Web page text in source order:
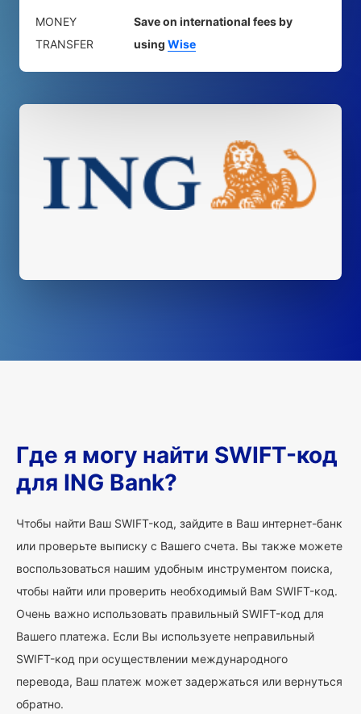
MONEY
TRANSFER
Save on international fees by
using Wise
Где я могу найти SWIFT-код
для ING Bank?
Чтобы найти Ваш SWIFT-код, зайдите в Ваш интернет-банк
или проверьте выписку с Вашего счета. Вы также можете
воспользоваться нашим удобным инструментом поиска,
чтобы найти или проверить необходимый Вам SWIFT-код.
Очень важно использовать правильный SWIFT-код для
Вашего платежа. Если Вы используете неправильный
SWIFT-код при осуществлении международного
перевода, Ваш платеж может задержаться или вернуться
обратно.